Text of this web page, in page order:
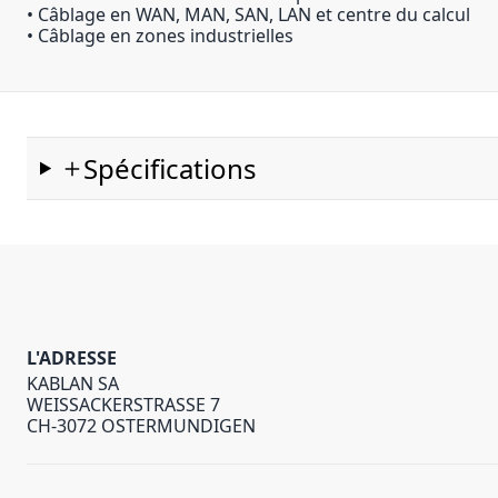
• Câblage en WAN, MAN, SAN, LAN et centre du calcul
• Câblage en zones industrielles
Spécifications
L'ADRESSE
KABLAN SA
WEISSACKERSTRASSE 7
CH-3072 OSTERMUNDIGEN